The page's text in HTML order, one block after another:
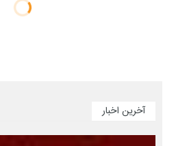
آخرین اخبار